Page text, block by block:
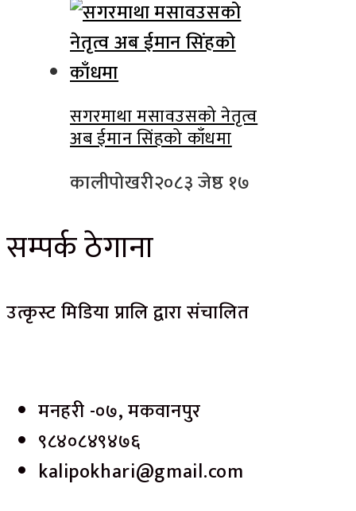
सगरमाथा मसावउसको नेतृत्व
अब ईमान सिंहको काँधमा
कालीपोखरी२०८३ जेष्ठ १७
सम्पर्क ठेगाना
उत्कृस्ट मिडिया प्रालि द्वारा संचालित
मनहरी -०७, मकवानपुर
९८४०८४९४७६
kalipokhari@gmail.com